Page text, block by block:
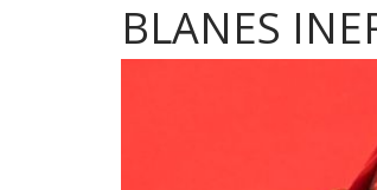
BLANES